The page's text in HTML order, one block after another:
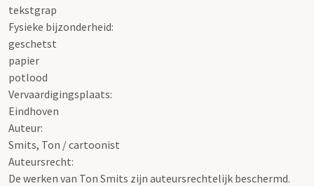
tekstgrap
Fysieke bijzonderheid:
geschetst
papier
potlood
Vervaardigingsplaats:
Eindhoven
Auteur:
Smits, Ton / cartoonist
Auteursrecht:
De werken van Ton Smits zijn auteursrechtelijk beschermd.